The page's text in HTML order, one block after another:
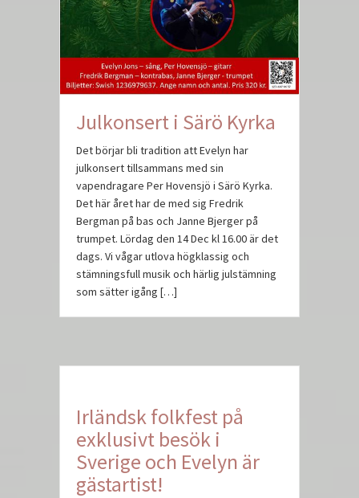
Julkonsert i Särö Kyrka
Det börjar bli tradition att Evelyn har
julkonsert tillsammans med sin
vapendragare Per Hovensjö i Särö Kyrka.
Det här året har de med sig Fredrik
Bergman på bas och Janne Bjerger på
trumpet. Lördag den 14 Dec kl 16.00 är det
dags. Vi vågar utlova högklassig och
stämningsfull musik och härlig julstämning
som sätter igång […]
Irländsk folkfest på
exklusivt besök i
Sverige och Evelyn är
gästartist!